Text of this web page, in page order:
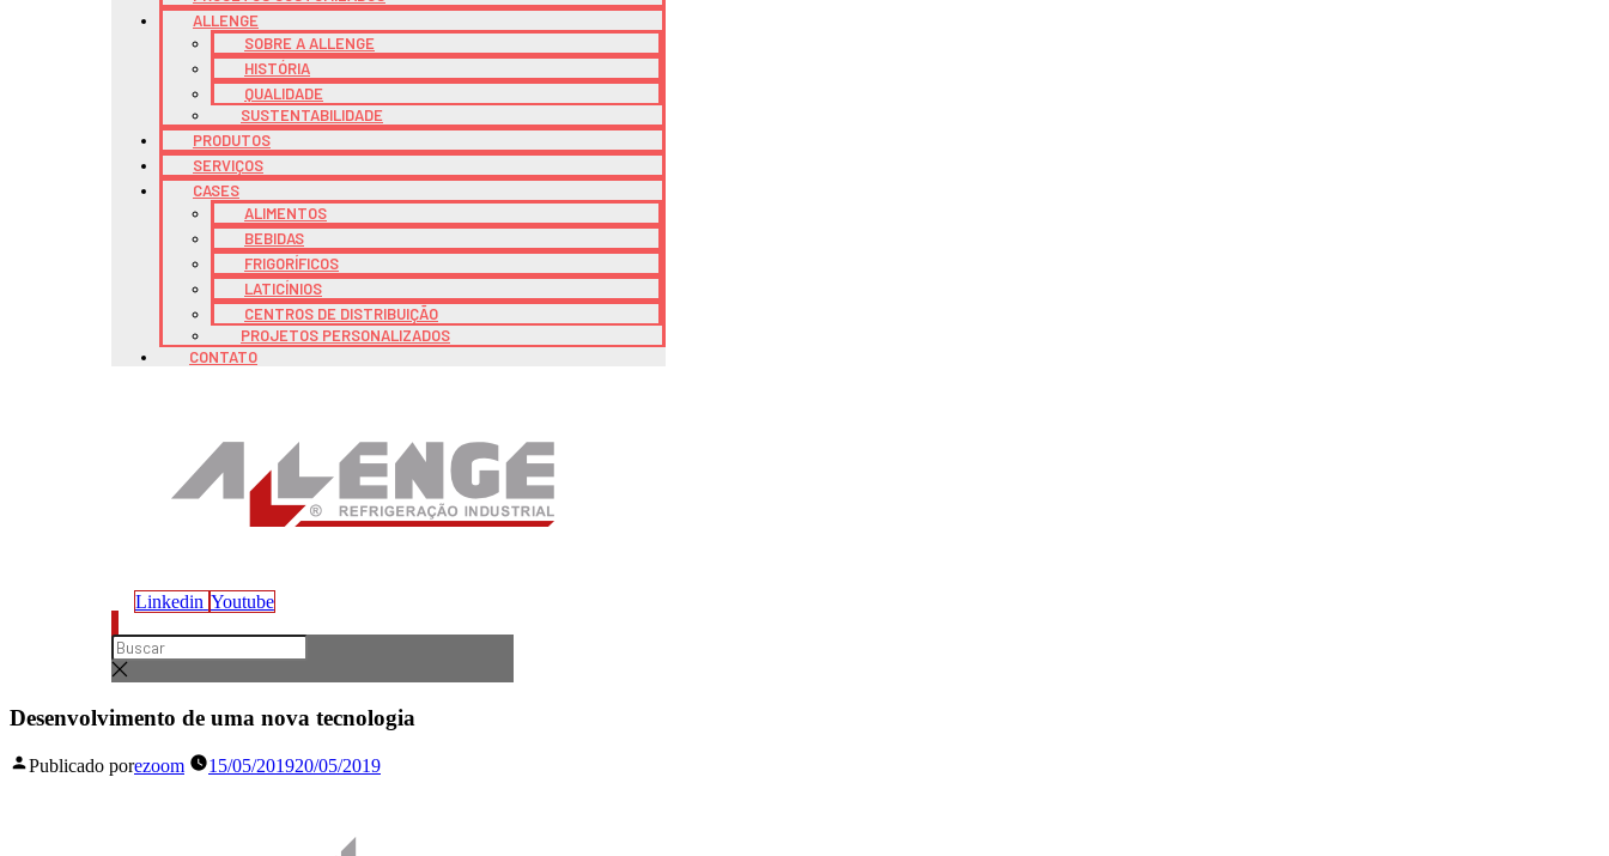
ALLENGE
SOBRE A ALLENGE
HISTÓRIA
QUALIDADE
SUSTENTABILIDADE
PRODUTOS
SERVIÇOS
CASES
ALIMENTOS
BEBIDAS
FRIGORÍFICOS
LATICÍNIOS
CENTROS DE DISTRIBUIÇÃO
PROJETOS PERSONALIZADOS
CONTATO
Linkedin Youtube
Desenvolvimento de uma nova tecnologia
Publicado porezoom 15/05/201920/05/2019